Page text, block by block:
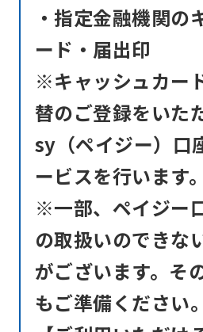
・指定金融機関の
ード・届出印
※キャッシュカー
替のご登録をいた
sy（ペイジー）口
ービスを行います。
※一部、ペイジー
の取扱いのできな
がございます。そ
もご準備ください。